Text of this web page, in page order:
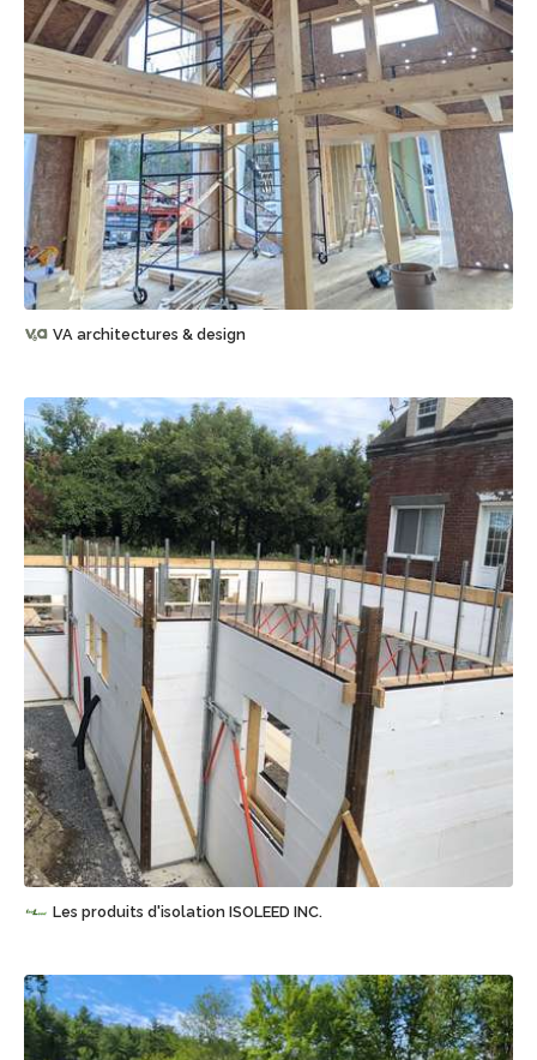
Sauvegarder
VA architectures & design
Sauvegarder
Les produits d'isolation ISOLEED INC.